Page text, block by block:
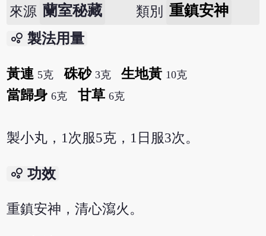
來源 蘭室秘藏 類別 重鎮安神
bubble_chart 製法用量
黃連 5克 硃砂 3克 生地黃 10克
當歸身 6克 甘草 6克
製小丸，1次服5克，1日服3次。
bubble_chart 功效
重鎮安神，清心瀉火。